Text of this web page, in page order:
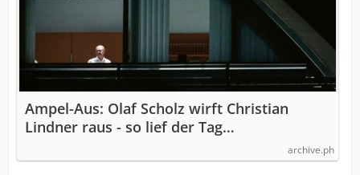
Ampel-Aus: Olaf Scholz wirft Christian
Lindner raus - so lief der Tag…
archive.ph